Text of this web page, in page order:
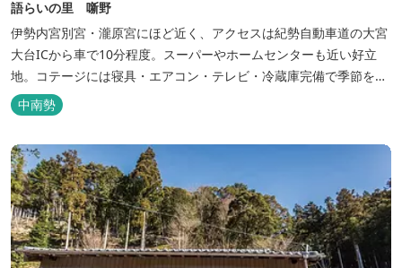
語らいの里 噺野
伊勢内宮別宮・瀧原宮にほど近く、アクセスは紀勢自動車道の大宮
大台ICから車で10分程度。スーパーやホームセンターも近い好立
地。コテージには寝具・エアコン・テレビ・冷蔵庫完備で季節を問
わず楽しめます。 食器・調理器具の揃った自炊棟や24時間利用可
能なシャワールームなど充実の設備で快適にお過ごしいただけま
す。施設内には噺野温泉もありコテージ宿泊の方は貸し切りでご利
用いただけます(１棟につき１時間)
中南勢